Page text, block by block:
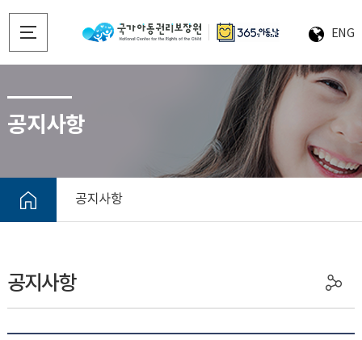
ENG
공지사항
공지사항
공지사항